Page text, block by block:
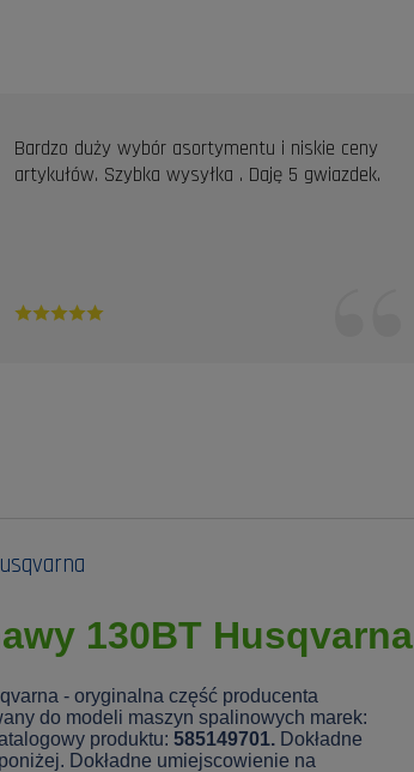
Bardzo duży wybór asortymentu i niskie ceny
artykułów. Szybka wysyłka . Daję 5 gwiazdek.
130BT Husqvarna
- oryginalna część producenta
do modeli maszyn spalinowych marek:
produktu:585149701. Dokładne
Dokładne umiejscowienie na